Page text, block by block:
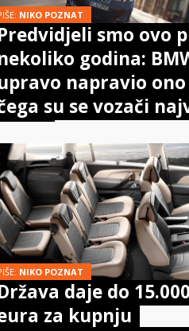
NIKO POZNAT
smo ovo
godina:
napravio ono
su se vozači
NIKO POZNAT
daje do 15.000
za kupnju